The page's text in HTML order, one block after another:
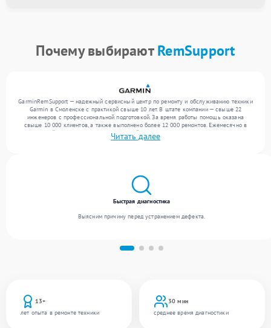
Почему выбираютRemSupport
GarminRemSupport — надежный сервисный центр по ремонту и обслуживанию техники
Garmin в Смоленске с практикой свыше 10 лет. В штате компании — свыше 22
инженеров с профессиональной подготовкой. За время работы помощь оказана
свыше 10 000 клиентов, а также выполнено более 12 000 ремонтов. Ежемесячно в
сервисный центр поступает от 300 устройств, включая , , . Мы выполняем ремонт
различного уровня сложности и гарантируем высокое качество обслуживания
Читать далее
13+
лет опыта в ремонте техники
30 мин
среднее время диагностики
Быстрая диагностика
Выясним причину перед устранением дефекта.